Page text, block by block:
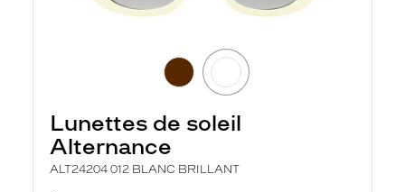
Lunettes de soleil
Alternance
ALT24204 012 BLANC BRILLANT